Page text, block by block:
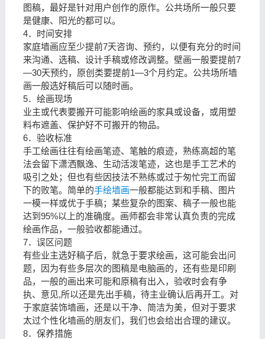
图稿，最好是针对用户创作的原作。公共场所一般只要
是健康、阳光的都可以。
4．时间安排
家庭墙画应至少提前7天咨询、预约，以便有充分的时间
来沟通、选稿、设计手稿或修改调整。壁画一般要提前7
—30天预约，原创类要提前1—3个月约定。公共场所墙
画一般选好稿后可以随时画。
5．绘画现场
业主或代表要搬开可能影响绘画的家具或设备，或用塑
料布遮盖、保护好不可搬开的物品。
6．验收标准
手工绘画往往有绘画笔迹、笔触的痕迹，熟练高超的笔
法会留下潇洒飘逸、生动活泼笔迹，这也是手工艺术的
吸引之处；但也有些因技法不熟练或过于匆忙完工而留
下的败笔。简单的手绘墙画一般都能达到和手稿、图片
一模一样或优于手稿；某些复杂的图案、稿子一般也能
达到95%以上的准确度。画师都会非常认真负责的完成
绘画作品，一般验收都能通过。
7．误区问题
有些业主选好稿子后，就急于要求绘画，这可能会出问
题，因为有些多层次的图稿是电脑画的，还有些是印刷
品，一般的画出来可能和原稿有出入，验收时会有争
执、意见,所以还是先出手稿，待主业确认后再开工。对
于家庭装饰墙画，还是以干净、简洁为美，但对于要求
太过个性化墙画的朋友们，我们也会给出合理的建议。
8．保养措施